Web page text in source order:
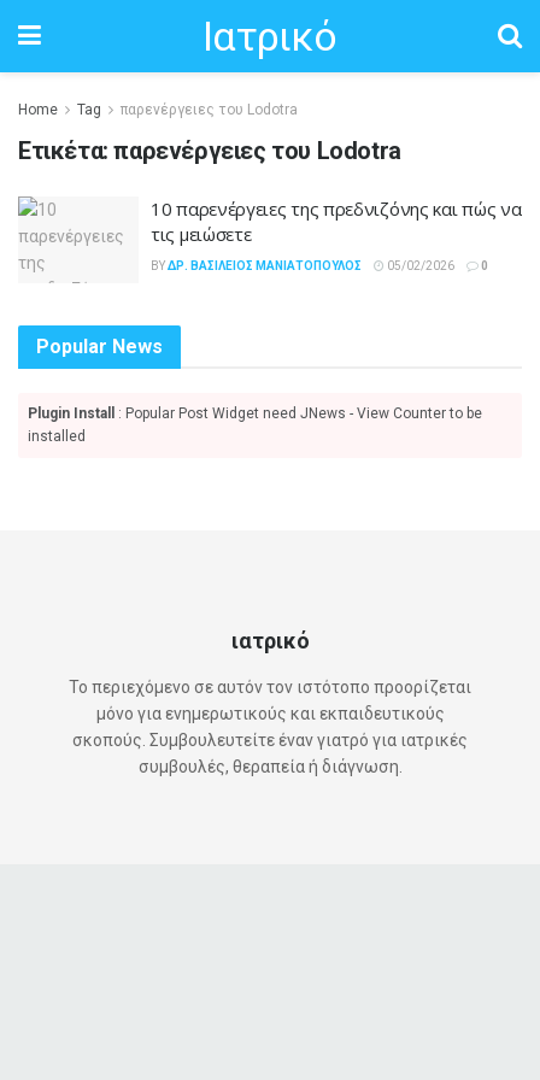
Ιατρικό
Home Tag παρενέργειες του Lodotra
Ετικέτα:παρενέργειες του Lodotra
10 παρενέργειες της πρεδνιζόνης και πώς να
τις μειώσετε
BYΔΡ. ΒΑΣΊΛΕΙΟΣ ΜΑΝΙΑΤΌΠΟΥΛΟΣ 05/02/2026 0
Popular News
Plugin Install
: Popular Post Widget need JNews - View Counter to be
installed
ιατρικό
Το περιεχόμενο σε αυτόν τον ιστότοπο προορίζεται
μόνο για ενημερωτικούς και εκπαιδευτικούς
σκοπούς. Συμβουλευτείτε έναν γιατρό για ιατρικές
συμβουλές, θεραπεία ή διάγνωση.